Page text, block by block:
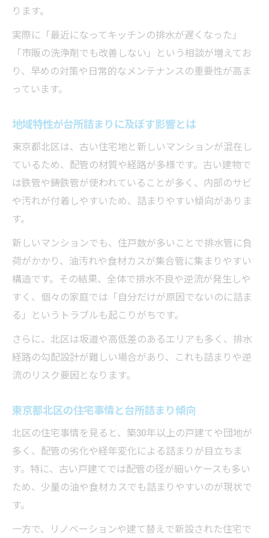
ります。
実際に「最近になってキッチンの排水が遅くなった」
「市販の洗浄剤でも改善しない」という相談が増えてお
り、早めの対策や日常的なメンテナンスの重要性が高ま
っています。
地域特性が台所詰まりに及ぼす影響とは
東京都北区は、古い住宅地と新しいマンションが混在し
ているため、配管の材質や経路が多様です。古い建物で
は鉄管や鋳鉄管が使われていることが多く、内部のサビ
や汚れが付着しやすいため、詰まりやすい傾向がありま
す。
新しいマンションでも、住戸数が多いことで排水管に負
荷がかかり、油汚れや食材カスが集合管に集まりやすい
構造です。その結果、全体で排水不良や逆流が発生しや
すく、個々の家庭では「自分だけが原因でないのに詰ま
る」というトラブルも起こりがちです。
さらに、北区は坂道や高低差のあるエリアも多く、排水
経路の勾配設計が難しい場合があり、これも詰まりや逆
流のリスク要因となります。
東京都北区の住宅事情と台所詰まり傾向
北区の住宅事情を見ると、築30年以上の戸建てや団地が
多く、配管の劣化や経年変化による詰まりが目立ちま
す。特に、古い戸建てでは配管の径が細いケースも多い
ため、少量の油や食材カスでも詰まりやすいのが現状で
す。
一方で、リノベーションや建て替えで新設された住宅で